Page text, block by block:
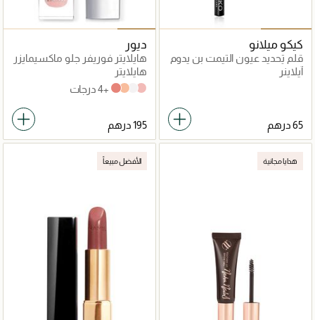
كيكو ميلانو
قلم تحديد عيون التيمت بن يدوم
طويلاً
آيلاينر
ديور
هايلايتر فوريفر جلو ماكسيمايزر
هايلايتر
PINK
PEARLY
GOLD
ROSY
+4 درجات
هدايا مجانية الأفضل مبيعاً